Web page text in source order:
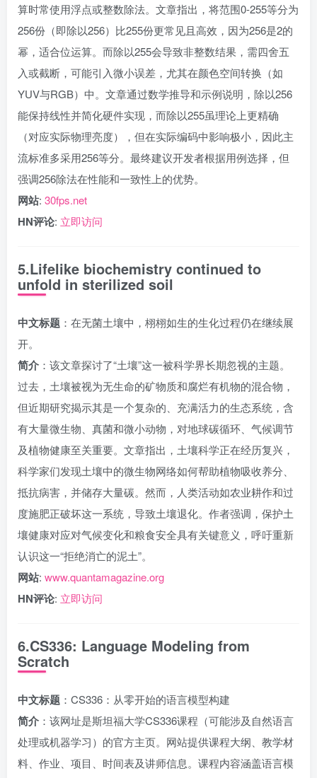
算时常使用浮点或整数除法。文章指出，将范围0-255等分为
256份（即除以256）比255份更常见且高效，因为256是2的
幂，适合位运算。而除以255会导致非整数结果，需四舍五
入或截断，可能引入微小误差，尤其在颜色空间转换（如
YUV与RGB）中。文章通过数学推导和示例说明，除以256
能保持线性并简化硬件实现，而除以255虽理论上更精确
（对应实际物理亮度），但在实际编码中影响极小，因此主
流标准多采用256等分。最终建议开发者根据用例选择，但
强调256除法在性能和一致性上的优势。
网站: 30fps.net
HN评论: 立即访问
5.Lifelike biochemistry continued to
unfold in sterilized soil
中文标题 ：在无菌土壤中，栩栩如生的生化过程仍在继续展
开。
简介 ：该文章探讨了“土壤”这一被科学界长期忽视的主题。
过去，土壤被视为无生命的矿物质和腐烂有机物的混合物，
但近期研究揭示其是一个复杂的、充满活力的生态系统，含
有大量微生物、真菌和微小动物，对地球碳循环、气候调节
及植物健康至关重要。文章指出，土壤科学正在经历复兴，
科学家们发现土壤中的微生物网络如何帮助植物吸收养分、
抵抗病害，并储存大量碳。然而，人类活动如农业耕作和过
度施肥正破坏这一系统，导致土壤退化。作者强调，保护土
壤健康对应对气候变化和粮食安全具有关键意义，呼吁重新
认识这一“拒绝消亡的泥土”。
网站: www.quantamagazine.org
HN评论: 立即访问
6.CS336: Language Modeling from
Scratch
中文标题 ：CS336：从零开始的语言模型构建
简介 ：该网址是斯坦福大学CS336课程（可能涉及自然语言
处理或机器学习）的官方主页。网站提供课程大纲、教学材
料、作业、项目、时间表及讲师信息。课程内容涵盖语言模